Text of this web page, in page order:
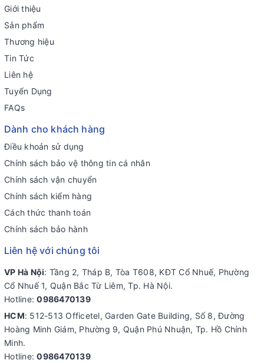
Giới thiệu
Sản phẩm
Thương hiệu
Tin Tức
Liên hệ
Tuyển Dụng
FAQs
Dành cho khách hàng
Điều khoản sử dụng
Chính sách bảo vệ thông tin cá nhân
Chính sách vận chuyển
Chính sách kiểm hàng
Cách thức thanh toán
Chính sách bảo hành
Liên hệ với chúng tôi
VP Hà Nội: Tầng 2, Tháp B, Tòa T608, KĐT Cổ Nhuế, Phường
Cổ Nhuế 1, Quận Bắc Từ Liêm, Tp. Hà Nội.
Hotline:0986470139
HCM: 512-513 Officetel, Garden Gate Building, Số 8, Đường
Hoàng Minh Giám, Phường 9, Quận Phú Nhuận, Tp. Hồ Chính
Minh.
Hotline:0986470139